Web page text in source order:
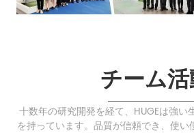
チーム活
十数年の研究開発を経て、HUGEは強い
を持っています。品質が信頼でき、使